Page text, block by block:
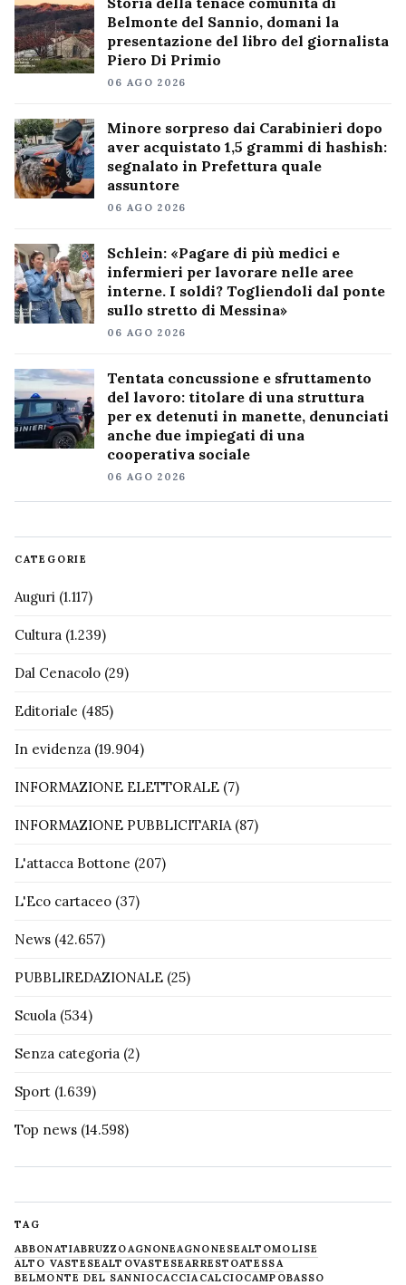
Belmonte del Sannio, domani la
presentazione del libro del giornalista
Piero Di Primio
06 AGO 2026
Minore sorpreso dai Carabinieri dopo
aver acquistato 1,5 grammi di hashish:
segnalato in Prefettura quale
assuntore
06 AGO 2026
Schlein: «Pagare di più medici e
infermieri per lavorare nelle aree
interne. I soldi? Togliendoli dal ponte
sullo stretto di Messina»
06 AGO 2026
Tentata concussione e sfruttamento
del lavoro: titolare di una struttura
per ex detenuti in manette, denunciati
anche due impiegati di una
cooperativa sociale
06 AGO 2026
CATEGORIE
Auguri (1.117)
Cultura (1.239)
Dal Cenacolo (29)
Editoriale (485)
In evidenza (19.904)
INFORMAZIONE ELETTORALE (7)
INFORMAZIONE PUBBLICITARIA(87)
L'attacca Bottone (207)
L'Eco cartaceo (37)
News (42.657)
PUBBLIREDAZIONALE (25)
Scuola (534)
Senza categoria (2)
Sport (1.639)
Top news (14.598)
TAG
ABBONATIABRUZZOAGNONEAGNONESEALTOMOLISE
ALTO VASTESEALTOVASTESEARRESTOATESSA
BELMONTE DEL SANNIOCACCIACALCIOCAMPOBASSO